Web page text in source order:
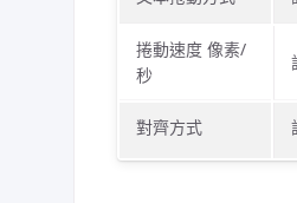
捲動速度 像素/
秒
對齊方式